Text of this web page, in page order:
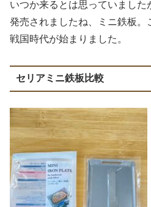
いつか来るとは思っていました
発売されましたね、ミニ鉄板。
戦国時代が始まりました。
セリアミニ鉄板比較